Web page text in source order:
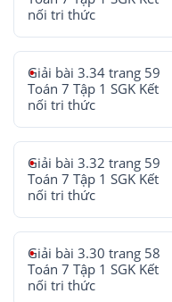
nối tri thức
Giải bài 3.34 trang 59
Toán 7 Tập 1 SGK Kết
nối tri thức
Giải bài 3.32 trang 59
Toán 7 Tập 1 SGK Kết
nối tri thức
Giải bài 3.30 trang 58
Toán 7 Tập 1 SGK Kết
nối tri thức